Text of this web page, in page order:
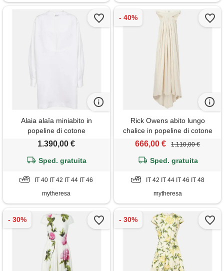
Alaia alaïa miniabito in
popeline di cotone
1.390,00 €
Sped. gratuita
IT 40 IT 42 IT 44 IT 46
mytheresa
Rick Owens abito lungo
chalice in popeline di cotone
666,00 € 1.110,00 €
Sped. gratuita
IT 42 IT 44 IT 46 IT 48
mytheresa